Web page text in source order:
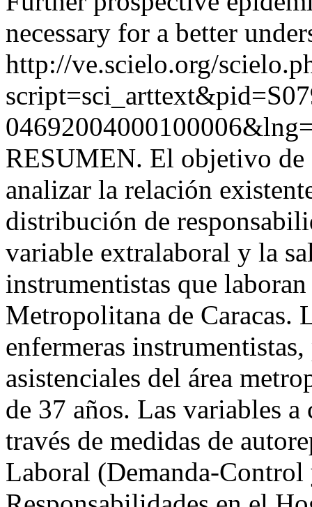
necessary for a better
http://ve.scielo.org/
RESUMEN. El objetivo de
analizar la relación
distribución de
variable extralaboral y la
instrumentistas que
Metropolitana de Caracas.
enfermeras
asistenciales del área
de 37 años. Las variables
través de medidas de
Laboral (Demanda-